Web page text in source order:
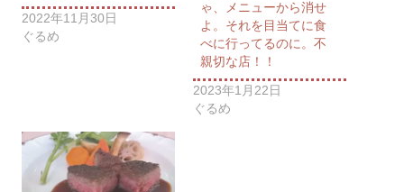
2022年11月30日
ぐるめ
ゃ、メニューから消せ
よ。それを目当てに食
べに行ってるのに。不
親切な店！！
2023年1月22日
ぐるめ